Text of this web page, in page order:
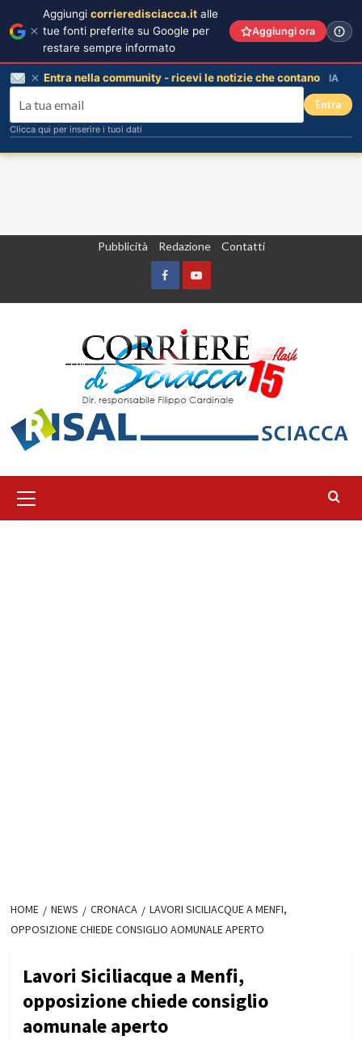
Pubblicità Redazione Contatti
FacebookYountube
principale
HOME NEWS CRONACA
LAVORI SICILIACQUE A MENFI,
OPPOSIZIONE CHIEDE CONSIGLIO AOMUNALE APERTO
Lavori Siciliacque a Menfi,
opposizione chiede consiglio
aomunale aperto
Aggiungi corrieredisciacca.it alle
tue fonti preferite su Google per
restare sempre informato
Aggiungi ora
Entra nella community - ricevi le notizie che contano IA
Entra
Clicca qui per inserire i tuoi dati